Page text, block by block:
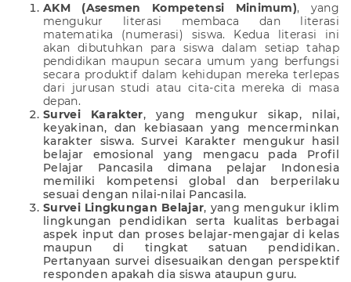
AKM(Asesmen Kompetensi Minimum), yang
mengukur literasi membaca dan literasi
matematika (numerasi) siswa. Kedua literasi ini
akan dibutuhkan para siswa dalam setiap tahap
pendidikan maupun secara umum yang berfungsi
secara produktif dalam kehidupan mereka terlepas
dari jurusan studi atau cita-cita mereka di masa
depan.
Survei Karakter, yang mengukur sikap, nilai,
keyakinan, dan kebiasaan yang mencerminkan
karakter siswa. Survei Karakter mengukur hasil
belajar emosional yang mengacu pada Profil
Pelajar Pancasila dimana pelajar Indonesia
memiliki kompetensi global dan berperilaku
sesuai dengan nilai-nilai Pancasila.
Survei Lingkungan Belajar, yang mengukur iklim
lingkungan pendidikan serta kualitas berbagai
aspek input dan proses belajar-mengajar di kelas
maupun di tingkat satuan pendidikan.
Pertanyaan survei disesuaikan dengan perspektif
responden apakah dia siswa ataupun guru.